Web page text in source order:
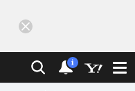
検索 通知
i